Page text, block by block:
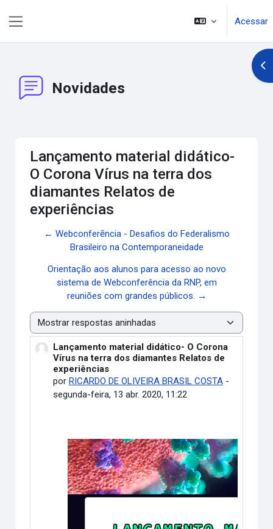
Acessar
Novidades
Lançamento material didático-
O Corona Vírus na terra dos
diamantes Relatos de
experiências
← Webconferẽncia - Desafios do Federalismo
Brasileiro na Contemporaneidade
Orientação aos alunos para acesso ao novo
sistema de Webconferência da RNP, em
reuniões com grandes públicos. →
Modo de visualização
Lançamento material didático- O Corona
Vírus na terra dos diamantes Relatos de
experiências
por RICARDO DE OLIVEIRA BRASIL COSTA-
segunda-feira, 13 abr. 2020, 11:22
Número de respostas: 0